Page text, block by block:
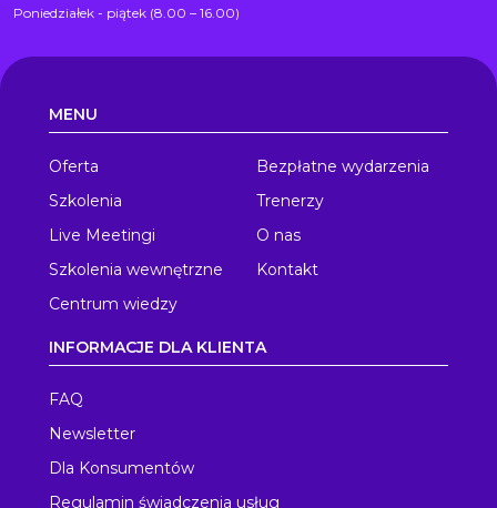
Poniedziałek - piątek (8.00 – 16.00)
MENU
Oferta
Szkolenia
Live Meetingi
Szkolenia wewnętrzne
Centrum wiedzy
Bezpłatne wydarzenia
Trenerzy
O nas
Kontakt
INFORMACJE DLA KLIENTA
FAQ
Newsletter
Dla Konsumentów
Regulamin świadczenia usług